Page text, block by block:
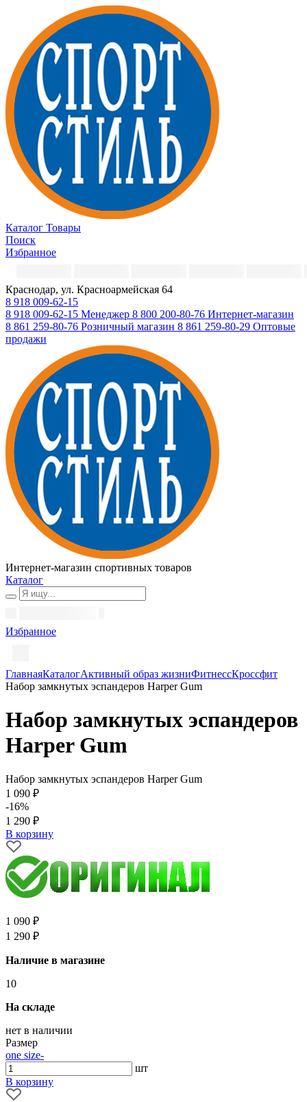
Каталог Товары
Поиск
Избранное
Краснодар, ул. Красноармейская 64
8 918 009-62-15
8 918 009-62-15 Менеджер 8 800 200-80-76 Интернет-магазин
8 861 259-80-76 Розничный магазин 8 861 259-80-29 Оптовые
продажи
Интернет-магазин спортивных товаров
Каталог
Избранное
ГлавнаяКаталогАктивный образ жизниФитнессКроссфит
Набор замкнутых эспандеров Harper Gum
Набор замкнутых эспандеров
Harper Gum
Набор замкнутых эспандеров Harper Gum
1 090 ₽
-16%
1 290 ₽
В корзину
1 090 ₽
1 290 ₽
Наличие в магазине
10
На складе
нет в наличии
Размер
one size-
шт
В корзину